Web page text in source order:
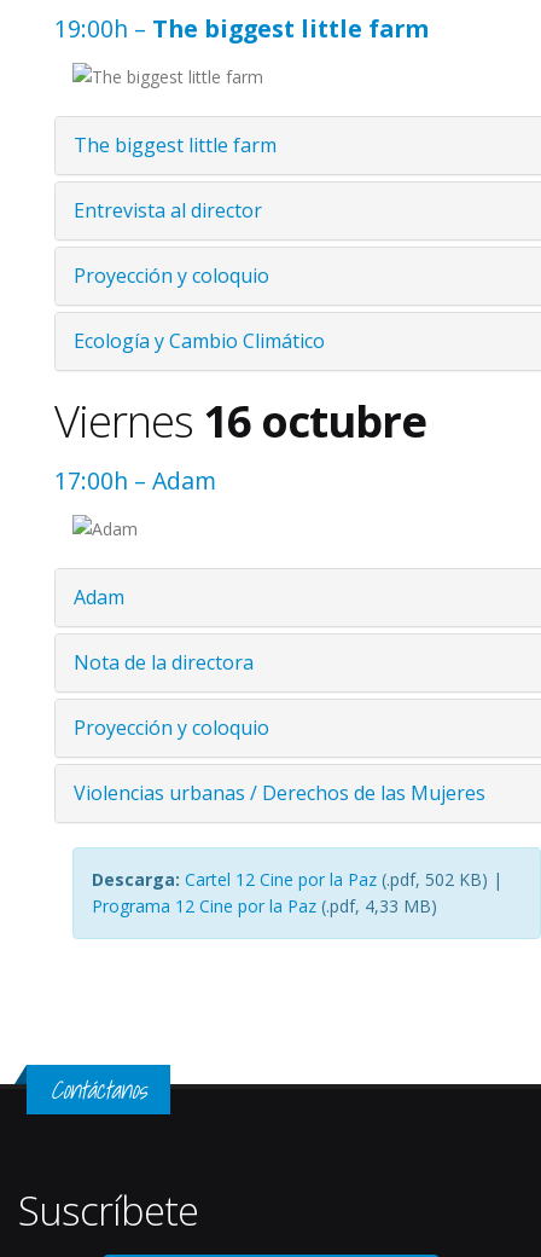
19:00h – The biggest little farm
The biggest little farm
Entrevista al director
Proyección y coloquio
Ecología y Cambio Climático
Viernes 16 octubre
17:00h – Adam
Adam
Nota de la directora
Proyección y coloquio
Violencias urbanas / Derechos de las Mujeres
Descarga: Cartel 12 Cine por la Paz (.pdf, 502 KB) |
Programa 12 Cine por la Paz (.pdf, 4,33 MB)
Contáctanos
Suscríbete